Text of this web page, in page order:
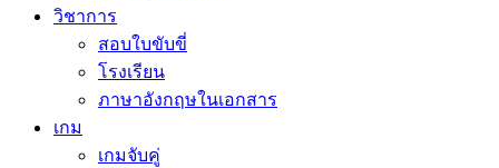
วิชาการ
สอบใบขับขี่
โรงเรียน
ภาษาอังกฤษในเอกสาร
เกม
เกมจับคู่